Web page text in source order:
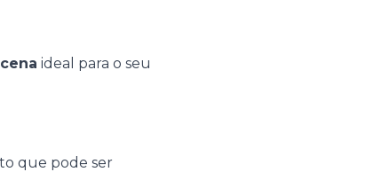
ideal para o seu
que pode ser